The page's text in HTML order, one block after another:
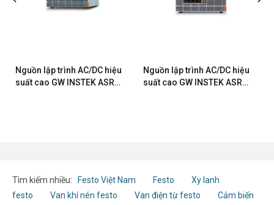
Nguồn lập trình AC/DC hiệu
suất cao GW INSTEK ASR-
Nguồn lập trình AC/DC hiệu
suất cao GW INSTEK ASR-
Tìm kiếm nhiều: Festo Việt Nam Festo
Xy lanh
festo
Van khí nén festo Van điện từ festo
Cảm biến